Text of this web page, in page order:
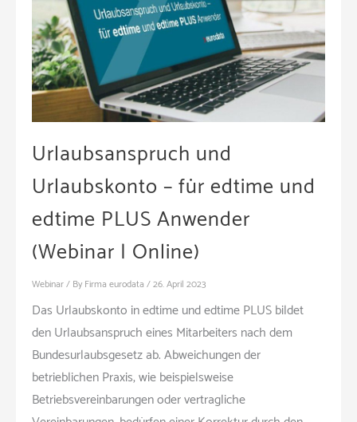
Urlaubsanspruch und
Urlaubskonto – für edtime und
edtime PLUS Anwender
(Webinar | Online)
Webinar/ By Firma eurodata /26. April 2023
Das Urlaubskonto in edtime und edtime PLUS bildet
den Urlaubsanspruch eines Mitarbeiters nach dem
Bundesurlaubsgesetz ab. Abweichungen der
betrieblichen Praxis, wie beispielsweise
Betriebsvereinbarungen oder vertragliche